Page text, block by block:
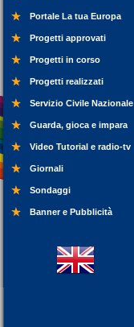
Portale La tua Europa
Progetti approvati
Progetti in corso
Progetti realizzati
Servizio Civile Nazionale
Guarda, gioca e impara
Video Tutorial e radio-tv
Giornali
Sondaggi
Banner e Pubblicità